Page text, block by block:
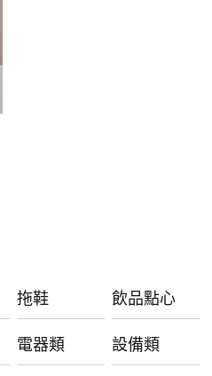
拖鞋 飲品點心
電器類 設備類